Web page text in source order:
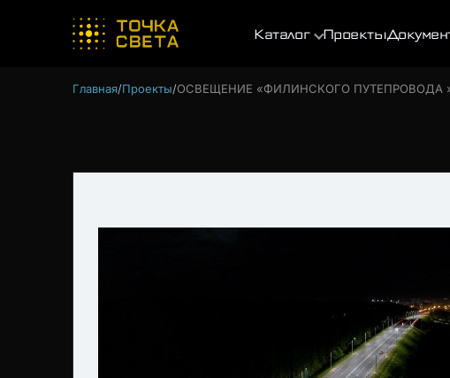
Каталог Проекты
Главная Проекты ОСВЕЩЕНИЕ «ФИЛИНСКОГО ПУТЕПРОВОДА